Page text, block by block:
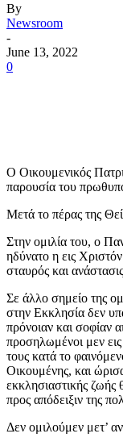
By
Newsroom
-
June 13, 2022
0
Ο Οικουμενικός
παρουσία του
Μετά το πέρας της
Στην ομιλία του, ο
ηδύνατο η εις
σταυρός και
Σε άλλο σημείο της
στην Εκκλησία δεν
πρόνοιαν και σοφίαν
προσηλωμένοι μεν
τους κατά το
Οικουμένης, και
εκκλησιαστικής ζωής
προς απόδειξιν της
Δεν ομιλούμεν μετ’